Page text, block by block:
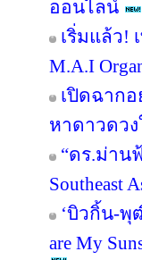
ออนไลน์
เริ่มแล้ว!
M.A.I
เปิดฉากอ
หาดาวดว
“ดร.ม่าน
Southeast
‘บิวกิ้น-พุ
are My